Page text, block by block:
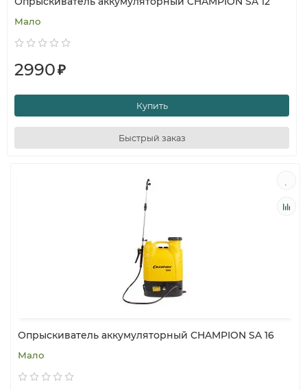
Мало
2990₽
Купить
Быстрый заказ
Опрыскиватель аккумуляторный CHAMPION SA 16
Мало